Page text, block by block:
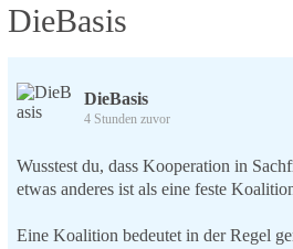
DieBasis
DieBasis
4 Stunden zuvor
Wusstest du, dass Kooperation in
etwas anderes ist als eine feste
Eine Koalition bedeutet in der Regel